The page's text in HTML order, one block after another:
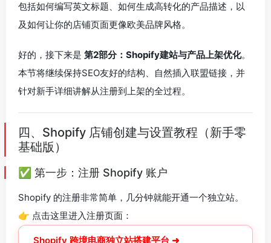
包括如何编写英文标题、如何生成高转化的产品描述，以
及如何让你的店铺页面更像欧美品牌风格。
好的，接下来是 第2部分：Shopify建站与产品上架优化。
本节将继续保持SEO友好的结构、自然插入联盟链接，并
针对新手详细讲解从注册到上架的全过程。
四、Shopify 店铺创建与设置教程（新手零
基础版）
✅ 第一步：注册 Shopify 账户
Shopify 的注册非常简单，几分钟就能开通一个独立站。
👉 点击这里进入注册页面：
Shopify 跨境电商独立站搭建平台 ➜